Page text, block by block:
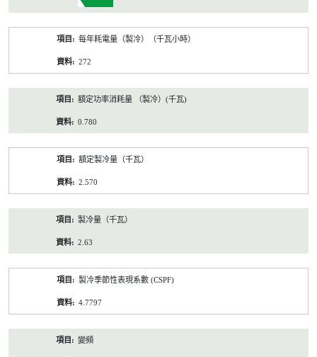
每年耗電量（製冷）（千瓦小時）
272
額定功率消耗量 （製冷）(千瓦)
0.780
額定製冷量（千瓦）
2.570
製冷量（千瓦）
2.63
製冷季節性表現系數 (CSPF)
4.7797
變頻